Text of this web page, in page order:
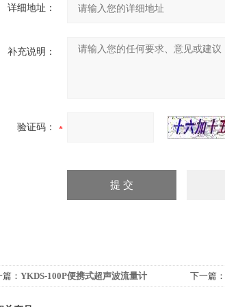
详细地址：
补充说明：
验证码：
： YKDS-100P便携式超声波流量计 下一篇：